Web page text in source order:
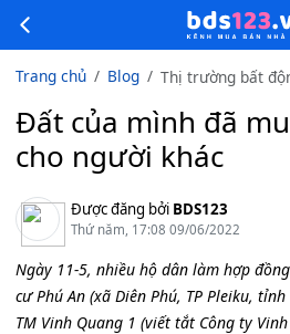
Trang chủ Blog Thị trường bất
Đất của mình đã
cho người khác
Được đăng bởi BDS123
Thứ năm, 17:08 09/06/2022
Ngày 11-5, nhiều hộ dân làm hợp
cư Phú An (xã Diên Phú, TP Pleiku,
TM Vinh Quang 1 (viết tắt Công ty